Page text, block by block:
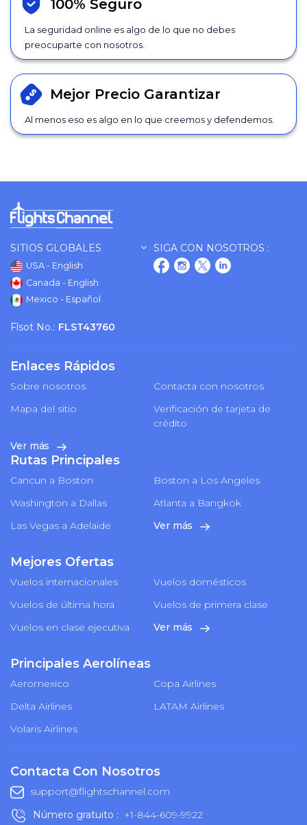
100% Seguro
La seguridad online es algo de lo que no debes
preocuparte con nosotros.
Mejor Precio Garantizar
Al menos eso es algo en lo que creemos y defendemos.
SITIOS GLOBALES
USA - English
Canada - English
Mexico - Español
SIGA CON NOSOTROS :
Flsot No.: FLST43760
Enlaces Rápidos
Sobre nosotros
Contacta con nosotros
Mapa del sitio
Verificación de tarjeta de
crédito
Ver más
Rutas Principales
Cancun a Boston
Boston a Los Angeles
Washington a Dallas
Atlanta a Bangkok
Las Vegas a Adelaide
Ver más
Mejores Ofertas
Vuelos internacionales
Vuelos domésticos
Vuelos de última hora
Vuelos de primera clase
Vuelos en clase ejecutiva
Ver más
Principales Aerolíneas
Aeromexico
Copa Airlines
Delta Airlines
LATAM Airlines
Volaris Airlines
Contacta Con Nosotros
support@flightschannel.com
Número gratuito : +1-844-609-9922